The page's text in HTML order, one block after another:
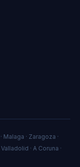
· Malaga · Zaragoza ·
Valladolid · A Coruna ·